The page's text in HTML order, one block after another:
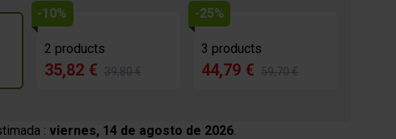
-10%
2 products
35,82 € 39,80 €
-25%
3 products
44,79 € 59,70 €
: viernes, 14 de agosto de 2026.